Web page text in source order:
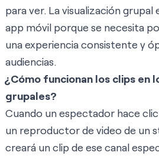
para ver. La visualización grupal
app móvil porque se necesita
una experiencia consistente y
audiencias.
¿Cómo funcionan los clips en
grupales?
Cuando un espectador hace
un reproductor de video de un
creará un clip de ese canal